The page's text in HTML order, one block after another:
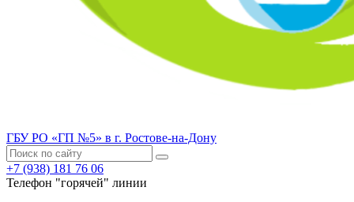
ГБУ РО «ГП №5» в г. Ростове-на-Дону
+7 (938) 181 76 06
Телефон "горячей" линии